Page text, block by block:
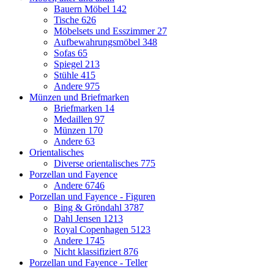
Bauern Möbel 142
Tische 626
Möbelsets und Esszimmer 27
Aufbewahrungsmöbel 348
Sofas 65
Spiegel 213
Stühle 415
Andere 975
Münzen und Briefmarken
Briefmarken 14
Medaillen 97
Münzen 170
Andere 63
Orientalisches
Diverse orientalisches 775
Porzellan und Fayence
Andere 6746
Porzellan und Fayence - Figuren
Bing & Gröndahl 3787
Dahl Jensen 1213
Royal Copenhagen 5123
Andere 1745
Nicht klassifiziert 876
Porzellan und Fayence - Teller